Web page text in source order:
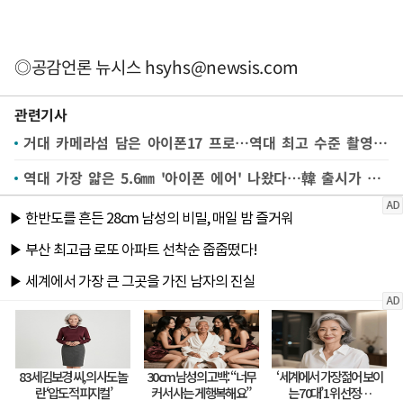
◎공감언론 뉴시스hsyhs@newsis.com
관련기사
거대 카메라섬 담은 아이폰17 프로…역대 최고 수준 촬영 지원
역대 가장 얇은 5.6㎜ '아이폰 에어' 나왔다…韓 출시가 159만원부터